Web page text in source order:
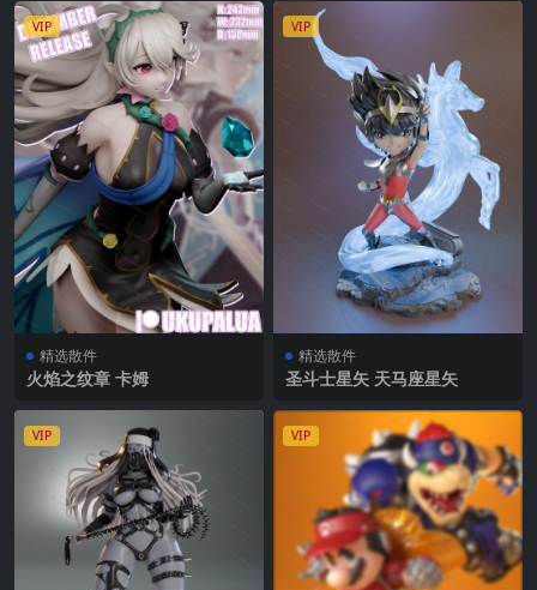
VIP
精选散件
火焰之纹章 卡姆
VIP
精选散件
圣斗士星矢 天马座星矢
VIP VIP